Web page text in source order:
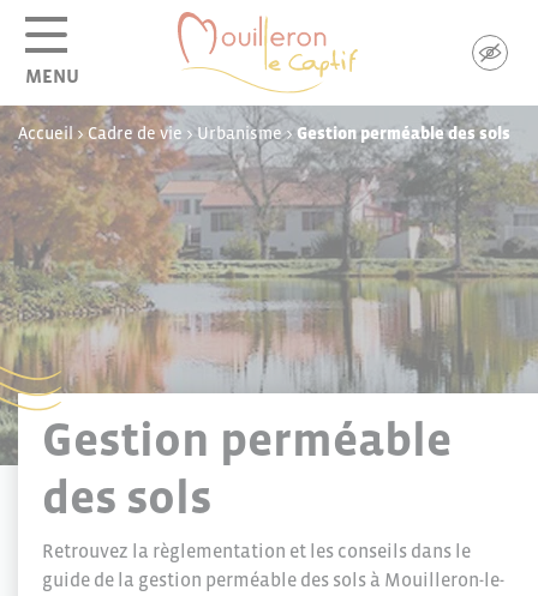
MENU
Accueil >Cadre de vie >Urbanisme>Gestion perméable des sols
Gestion perméable
des sols
Retrouvez la règlementation et les conseils dans le
guide de la gestion perméable des sols à Mouilleron-le-
Panneau de gestion des cookies